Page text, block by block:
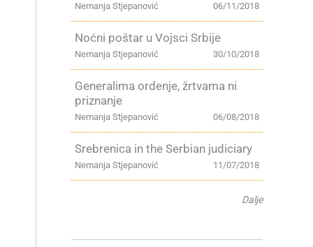
06/11/2018
Nemanja Stjepanović
Noćni poštar u Vojsci Srbije
30/10/2018
Nemanja Stjepanović
Generalima ordenje, žrtvama ni
priznanje
06/08/2018
Nemanja Stjepanović
Srebrenica in the Serbian judiciary
11/07/2018
Nemanja Stjepanović
Dalje